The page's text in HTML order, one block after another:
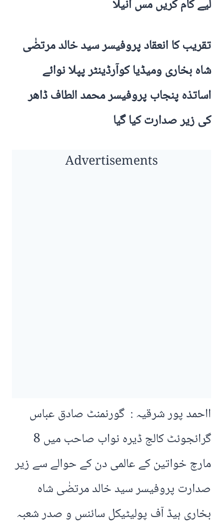
لیے کام کریں مس انیلا
تقریب کا انعقاد پروفیسر سید خالد مرتضٰی
شاہ بخاری ومیڈیا کوآرڈینٹر پپلا نوائے
اساتذہ پنجاب پروفیسر محمد الطاف ڈاھر
کی زیر صدارت کیا گیا
Advertisements
ااحمد پور شرقیہ : گورنمنٹ صادق عباس
گرائجوئٹ کالج ڈیرہ نواب صاحب میں 8
مارچ خواتین کے عالمی دن کے حوالے سے زیر
صدارت پروفیسر سید خالد مرتضٰی شاہ
بخاری ہیڈ آف پولیٹیکل سائنس و صدر شعبہ